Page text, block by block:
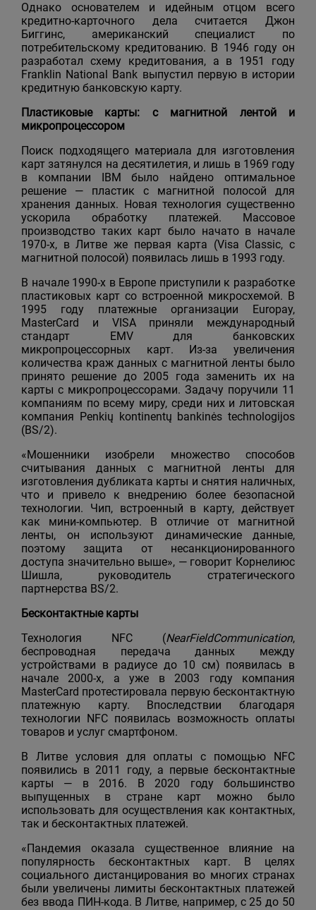
Однако основателем и идейным отцом всего
кредитно-карточного дела считается Джон
Биггинс, американский специалист по
потребительскому кредитованию. В 1946 году он
разработал схему кредитования, а в 1951 году
Franklin National Bank выпустил первую в истории
кредитную банковскую карту.
Пластиковые карты: с магнитной лентой и
микропроцессором
Поиск подходящего материала для изготовления
карт затянулся на десятилетия, и лишь в 1969 году
в компании IBM было найдено оптимальное
решение — пластик с магнитной полосой для
хранения данных. Новая технология существенно
ускорила обработку платежей. Массовое
производство таких карт было начато в начале
1970-х, в Литве же первая карта (Visa Classic, с
магнитной полосой) появилась лишь в 1993 году.
В начале 1990-х в Европе приступили к разработке
пластиковых карт со встроенной микросхемой. В
1995 году платежные организации Europay,
MasterCard и VISA приняли международный
стандарт EMV для банковских
микропроцессорных карт. Из-за увеличения
количества краж данных с магнитной ленты было
принято решение до 2005 года заменить их на
карты с микропроцессорами. Задачу поручили 11
компаниям по всему миру, среди них и литовская
компания Penkių kontinentų bankinės technologijos
(BS/2).
«Мошенники изобрели множество способов
считывания данных с магнитной ленты для
изготовления дубликата карты и снятия наличных,
что и привело к внедрению более безопасной
технологии. Чип, встроенный в карту, действует
как мини-компьютер. В отличие от магнитной
ленты, он используют динамические данные,
поэтому защита от несанкционированного
доступа значительно выше», — говорит Корнелиюс
Шишла, руководитель стратегического
партнерства BS/2.
Бесконтактные карты
Технология NFC (NearFieldCommunication,
беспроводная передача данных между
устройствами в радиусе до 10 см) появилась в
начале 2000-х, а уже в 2003 году компания
MasterCard протестировала первую бесконтактную
платежную карту. Впоследствии благодаря
технологии NFC появилась возможность оплаты
товаров и услуг смартфоном.
В Литве условия для оплаты с помощью NFC
появились в 2011 году, а первые бесконтактные
карты — в 2016. В 2020 году большинство
выпущенных в стране карт можно было
использовать для осуществления как контактных,
так и бесконтактных платежей.
«Пандемия оказала существенное влияние на
популярность бесконтактных карт. В целях
социального дистанцирования во многих странах
были увеличены лимиты бесконтактных платежей
без ввода ПИН-кода. В Литве, например, с 25 до 50